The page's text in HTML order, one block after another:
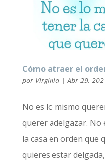
Cómo atraer el
por Virginia|Abr 29,
No es lo mismo
querer adelgazar. No
la casa en orden que
quieres estar